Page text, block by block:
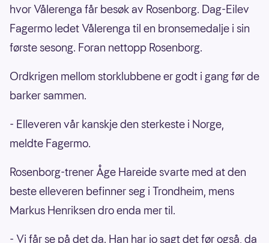
hvor Vålerenga får besøk av Rosenborg. Dag-Eilev
Fagermo ledet Vålerenga til en bronsemedalje i sin
første sesong. Foran nettopp Rosenborg.
Ordkrigen mellom storklubbene er godt i gang før de
barker sammen.
- Elleveren vår kanskje den sterkeste i Norge,
meldte Fagermo.
Rosenborg-trener Åge Hareide svarte med at den
beste elleveren befinner seg i Trondheim, mens
Markus Henriksen dro enda mer til.
- Vi får se på det da. Han har jo sagt det før også, da